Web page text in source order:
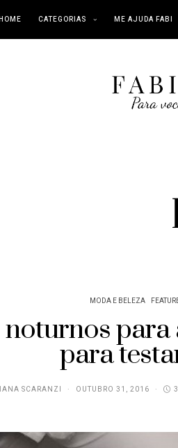
CATEGORIAS ME AJUDA FABI
MODA E BELEZA
para
para
SCARANZI OUTUBRO 31, 2016